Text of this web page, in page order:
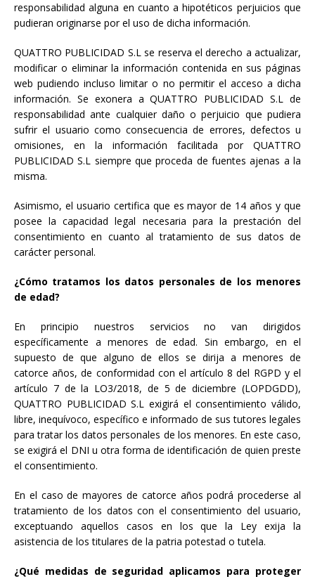
responsabilidad alguna en cuanto a hipotéticos perjuicios que
pudieran originarse por el uso de dicha información.
QUATTRO PUBLICIDAD S.L se reserva el derecho a actualizar,
modificar o eliminar la información contenida en sus páginas
web pudiendo incluso limitar o no permitir el acceso a dicha
información. Se exonera a QUATTRO PUBLICIDAD S.L de
responsabilidad ante cualquier daño o perjuicio que pudiera
sufrir el usuario como consecuencia de errores, defectos u
omisiones, en la información facilitada por QUATTRO
PUBLICIDAD S.L siempre que proceda de fuentes ajenas a la
misma.
Asimismo, el usuario certifica que es mayor de 14 años y que
posee la capacidad legal necesaria para la prestación del
consentimiento en cuanto al tratamiento de sus datos de
carácter personal.
¿Cómo tratamos los datos personales de los menores
de edad?
En principio nuestros servicios no van dirigidos
específicamente a menores de edad. Sin embargo, en el
supuesto de que alguno de ellos se dirija a menores de
catorce años, de conformidad con el artículo 8 del RGPD y el
artículo 7 de la LO3/2018, de 5 de diciembre (LOPDGDD),
QUATTRO PUBLICIDAD S.L exigirá el consentimiento válido,
libre, inequívoco, específico e informado de sus tutores legales
para tratar los datos personales de los menores. En este caso,
se exigirá el DNI u otra forma de identificación de quien preste
el consentimiento.
En el caso de mayores de catorce años podrá procederse al
tratamiento de los datos con el consentimiento del usuario,
exceptuando aquellos casos en los que la Ley exija la
asistencia de los titulares de la patria potestad o tutela.
¿Qué medidas de seguridad aplicamos para proteger